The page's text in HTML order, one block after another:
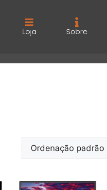
Loja Sobre